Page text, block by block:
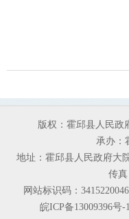
版权：霍邱县人民政
承办：
地址：霍邱县人民政府大
传真
网站标识码：3415220046
皖ICP备13009396号-1